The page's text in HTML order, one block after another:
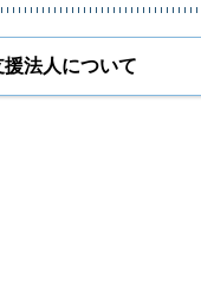
援法人について